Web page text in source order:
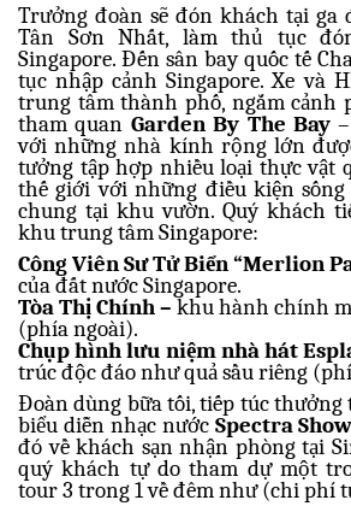
Trưởng đoàn sẽ đón khách tại ga
Tân Sơn Nhất, làm thủ tục
Singapore. Đến sân bay quốc tế
tục nhập cảnh Singapore. Xe và
trung tâm thành phố, ngắm cảnh
tham quan Garden By The Bay
với những nhà kính rộng lớn
tưởng tập hợp nhiều loại thực vật
thế giới với những điều kiện sống
chung tại khu vườn. Quý khách
khu trung tâm Singapore:
Công Viên Sư Tử Biển “Merlion
của đất nước Singapore.
Tòa Thị Chính – khu hành chính
(phía ngoài).
Chụp hình lưu niệm nhà hát
trúc độc đáo như quả sầu riêng
Đoàn dùng bữa tối, tiếp túc
biểu diễn nhạc nước Spectra
đó về khách sạn nhận phòng tại
quý khách tự do tham dự một
tour 3 trong 1 về đêm như (chi phí